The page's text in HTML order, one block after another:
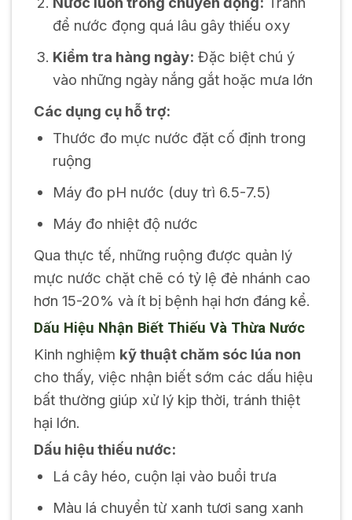
để nước đọng quá lâu gây thiếu oxy
Kiểm tra hàng ngày: Đặc biệt chú ý
vào những ngày nắng gắt hoặc mưa lớn
Các dụng cụ hỗ trợ:
Thước đo mực nước đặt cố định trong
ruộng
Máy đo pH nước (duy trì 6.5-7.5)
Máy đo nhiệt độ nước
Qua thực tế, những ruộng được quản lý
mực nước chặt chẽ có tỷ lệ đẻ nhánh cao
hơn 15-20% và ít bị bệnh hại hơn đáng kể.
Dấu Hiệu Nhận Biết Thiếu Và Thừa Nước
Kinh nghiệm kỹ thuật chăm sóc lúa non
cho thấy, việc nhận biết sớm các dấu hiệu
bất thường giúp xử lý kịp thời, tránh thiệt
hại lớn.
Dấu hiệu thiếu nước:
Lá cây héo, cuộn lại vào buổi trưa
Màu lá chuyển từ xanh tươi sang xanh